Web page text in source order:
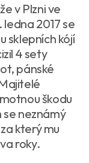
v Plzni ve
ledna 2017 se
sklepních kójí
4 sety
pánské
škodu
se neznámý
který mu
roky.